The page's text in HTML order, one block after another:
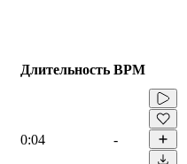
Длительность BPM
0:04 -